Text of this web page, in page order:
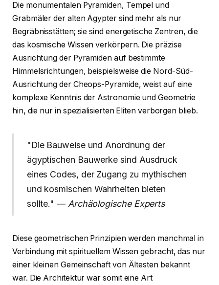
Die monumentalen Pyramiden, Tempel und
Grabmäler der alten Ägypter sind mehr als nur
Begräbnisstätten; sie sind energetische Zentren, die
das kosmische Wissen verkörpern. Die präzise
Ausrichtung der Pyramiden auf bestimmte
Himmelsrichtungen, beispielsweise die Nord-Süd-
Ausrichtung der Cheops-Pyramide, weist auf eine
komplexe Kenntnis der Astronomie und Geometrie
hin, die nur in spezialisierten Eliten verborgen blieb.
"Die Bauweise und Anordnung der
ägyptischen Bauwerke sind Ausdruck
eines Codes, der Zugang zu mythischen
und kosmischen Wahrheiten bieten
sollte." — Archäologische Experts
Diese geometrischen Prinzipien werden manchmal in
Verbindung mit spirituellem Wissen gebracht, das nur
einer kleinen Gemeinschaft von Ältesten bekannt
war. Die Architektur war somit eine Art